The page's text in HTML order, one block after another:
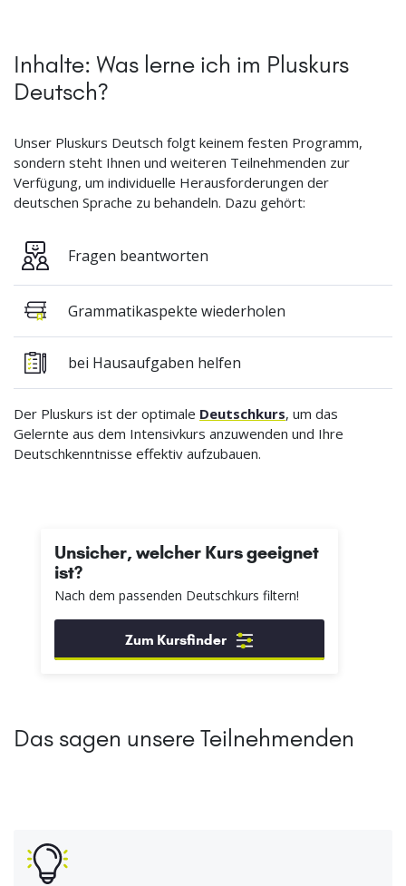
Inhalte: Was lerne ich im Pluskurs
Deutsch?
Unser Pluskurs Deutsch folgt keinem festen Programm,
sondern steht Ihnen und weiteren Teilnehmenden zur
Verfügung, um individuelle Herausforderungen der
deutschen Sprache zu behandeln. Dazu gehört:
Fragen beantworten
Grammatikaspekte wiederholen
bei Hausaufgaben helfen
Der Pluskurs ist der optimale Deutschkurs, um das
Gelernte aus dem Intensivkurs anzuwenden und Ihre
Deutschkenntnisse effektiv aufzubauen.
Unsicher, welcher Kurs geeignet
ist?
Nach dem passenden Deutschkurs filtern!
Zum Kursfinder
Das sagen unsere Teilnehmenden